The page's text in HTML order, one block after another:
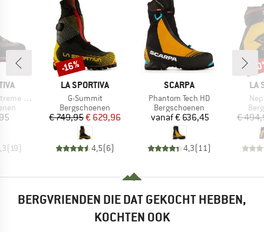
GTX
( 19)
MERK
LA SPORTIVA
Artikel
G-Summit
Productgroep
Bergschoenen
Prijs
€ 749,95Verlaagde prijs
€ 629,96
4,5(6)
Korting
-16%
MERK
SCARPA
Artikel
Phantom Tech HD
Productgroep
Bergschoenen
Prijs
vanaf€ 636,45
4,3( 11)
LA
€
-
BERGVRIENDEN DIE DAT GEKOCHT HEBBEN,
KOCHTEN OOK